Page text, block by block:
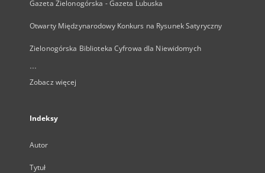
Gazeta Zielonogórska - Gazeta Lubuska
Otwarty Międzynarodowy Konkurs na Rysunek Satyryczny
Zielonogórska Biblioteka Cyfrowa dla Niewidomych
...
Zobacz więcej
Indeksy
Autor
Tytuł